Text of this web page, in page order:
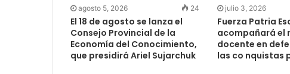
agosto 5, 2026 24
El 18 de agosto se lanza el
Consejo Provincial de la
Economía del Conocimiento,
que presidirá Ariel Sujarchuk
julio 3, 2026
Fuerza Patria
acompañará el
docente en
las co nquistas